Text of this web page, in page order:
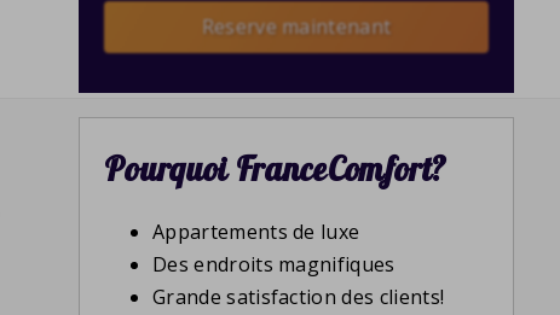
Reserve maintenant
Pourquoi FranceComfort?
Appartements de luxe
Des endroits magnifiques
Grande satisfaction des clients!